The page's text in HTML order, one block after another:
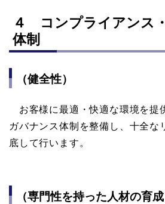
４ コンプライアンス
体制
（健全性）
お客様に最適・快適な環境を提
ガバナンス体制を整備し、十全な
底して行います。
（専門性を持った人材の育成